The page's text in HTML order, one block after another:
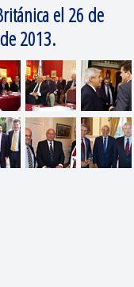
el 26 de
2013.